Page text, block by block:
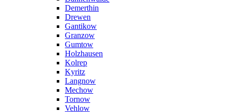
Demerthin
Drewen
Gantikow
Granzow
Gumtow
Holzhausen
Kolrep
Kyritz
Langnow
Mechow
Tornow
Vehlow